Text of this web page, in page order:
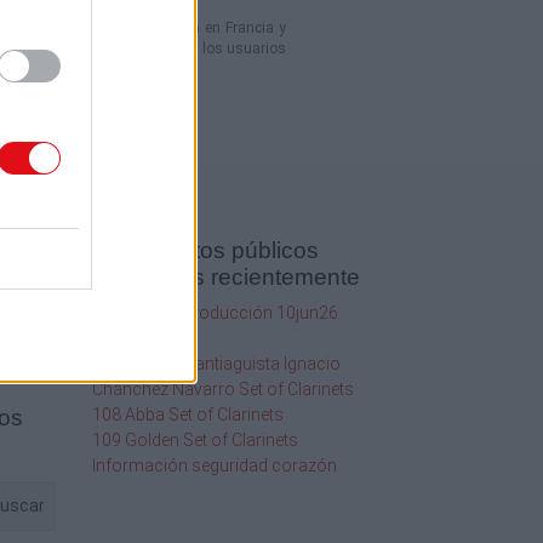
en línea domiciliada en Francia y
contenidos compartidos por los usuarios
Documentos públicos
agregados recientemente
SQF Ed 10 Introducción 10jun26
116 Orgullo Santiaguista Ignacio
Chanchez Navarro Set of Clarinets
108 Abba Set of Clarinets
109 Golden Set of Clarinets
Información seguridad corazón